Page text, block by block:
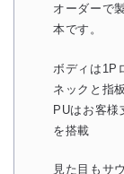
オーダーで
本です。
ボディは1P
ネックと指
PUはお客
を搭載
見た目もサ